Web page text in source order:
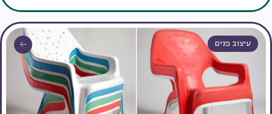
עיצוב פנים